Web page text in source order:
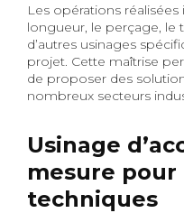
Les opérations
longueur, le perçage, le
d’autres usinages
projet. Cette maîtrise
de proposer des
nombreux secteurs
Usinage
mesure pour
techniques